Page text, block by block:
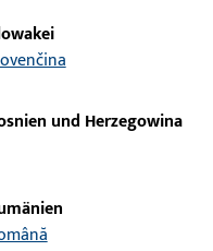
LA45
und Herzegowina